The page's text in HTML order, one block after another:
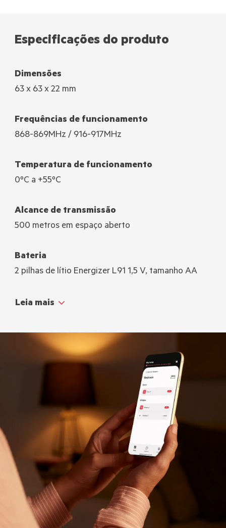
Especificações do produto
Dimensões
63 x 63 x 22 mm
Frequências de funcionamento
868-869MHz / 916-917MHz
Temperatura de funcionamento
0ºC a +55ºC
Alcance de transmissão
500 metros em espaço aberto
Bateria
2 pilhas de lítio Energizer L91 1,5 V, tamanho AA
Leia mais